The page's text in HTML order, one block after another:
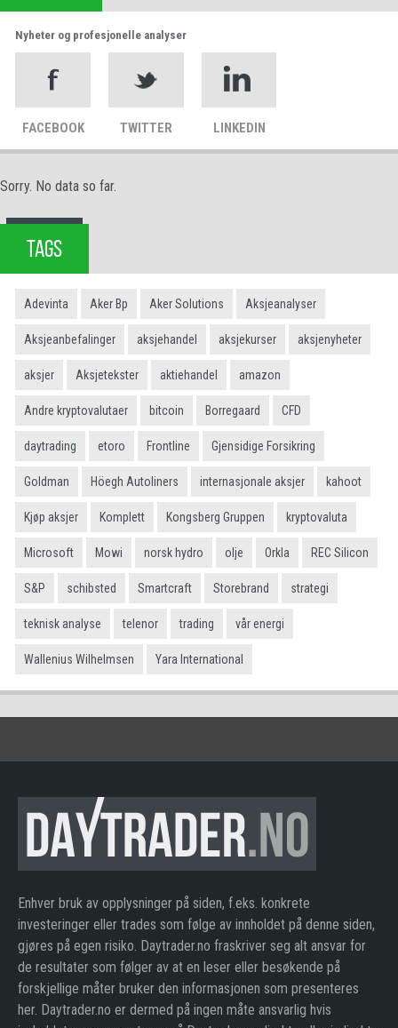
Nyheter og profesjonelle analyser
FACEBOOK TWITTER LINKEDIN
Sorry. No data so far.
TAGS
Adevinta Aker Bp Aker Solutions Aksjeanalyser
Aksjeanbefalinger aksjehandel aksjekurser aksjenyheter
aksjer Aksjetekster aktiehandel amazon
Andre kryptovalutaer bitcoin Borregaard CFD
daytrading etoro Frontline Gjensidige Forsikring
Goldman Höegh Autoliners internasjonale aksjer kahoot
Kjøp aksjer Komplett Kongsberg Gruppen kryptovaluta
Microsoft Mowi norsk hydro olje Orkla REC Silicon
S&P schibsted Smartcraft Storebrand strategi
teknisk analyse telenor trading vår energi
Wallenius Wilhelmsen Yara International
Enhver bruk av opplysninger på siden, f.eks. konkrete
investeringer eller trades som følge av innholdet på denne siden,
gjøres på egen risiko. Daytrader.no fraskriver seg alt ansvar for
de resultater som følger av at en leser eller besøkende på
forskjellige måter bruker den informasjonen som presenteres
her. Daytrader.no er dermed på ingen måte ansvarlig hvis